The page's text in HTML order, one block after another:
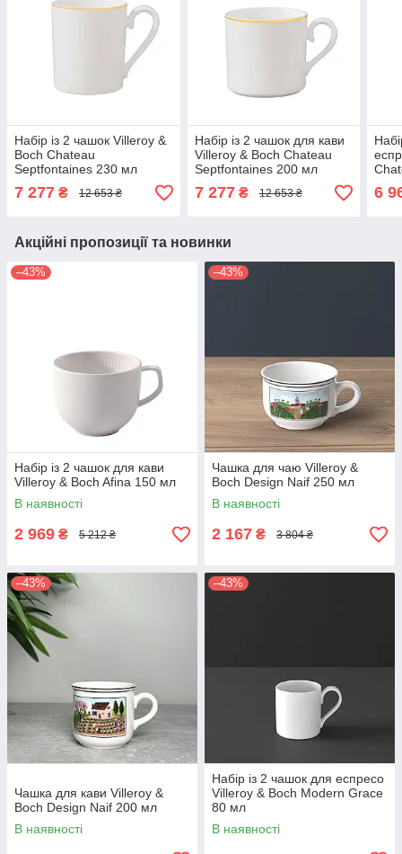
Набір із 2 чашок Villeroy &
Boch Chateau
Septfontaines 230 мл
7 277 ₴ 12 653 ₴
Набір із 2 чашок для кави
Villeroy & Boch Chateau
Septfontaines 200 мл
7 277₴ 12 653 ₴
мл
6
Акційні пропозиції та новинки
–43%
Набір із 2 чашок для кави
Villeroy & Boch Afina 150 мл
В наявності
2 969 ₴ 5 212 ₴
–43%
Чашка для чаю Villeroy &
Boch Design Naif 250 мл
В наявності
2 167 ₴ 3 804 ₴
–43%
Чашка для кави Villeroy &
Boch Design Naif 200 мл
В наявності
–43%
Набір із 2 чашок для еспресо
Villeroy & Boch Modern Grace
80 мл
В наявності